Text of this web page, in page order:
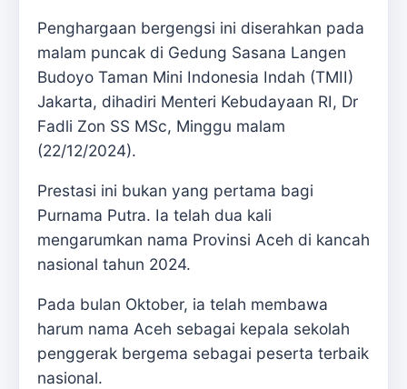
Penghargaan bergengsi ini diserahkan pada
malam puncak di Gedung Sasana Langen
Budoyo Taman Mini Indonesia Indah (TMII)
Jakarta, dihadiri Menteri Kebudayaan RI, Dr
Fadli Zon SS MSc, Minggu malam
(22/12/2024).
Prestasi ini bukan yang pertama bagi
Purnama Putra. Ia telah dua kali
mengarumkan nama Provinsi Aceh di kancah
nasional tahun 2024.
Pada bulan Oktober, ia telah membawa
harum nama Aceh sebagai kepala sekolah
penggerak bergema sebagai peserta terbaik
nasional.